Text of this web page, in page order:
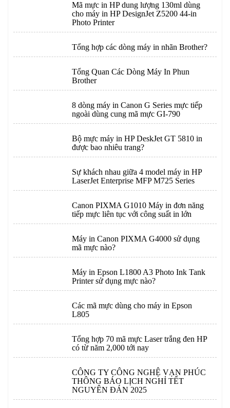
Mã mực in HP dung lượng 130ml dùng
cho máy in HP DesignJet Z5200 44-in
Photo Printer
Tổng hợp các dòng máy in nhãn Brother?
Tổng Quan Các Dòng Máy In Phun
Brother
8 dòng máy in Canon G Series mực tiếp
ngoài dùng cung mã mực GI-790
Bộ mực máy in HP DeskJet GT 5810 in
được bao nhiêu trang?
Sự khách nhau giữa 4 model máy in HP
LaserJet Enterprise MFP M725 Series
Canon PIXMA G1010 Máy in đơn năng
tiếp mực liên tục với công suất in lớn
Máy in Canon PIXMA G4000 sử dụng
mã mực nào?
Máy in Epson L1800 A3 Photo Ink Tank
Printer sử dụng mực nào?
Các mã mực dùng cho máy in Epson
L805
Tổng hợp 70 mã mực Laser trắng đen HP
có từ năm 2,000 tới nay
CÔNG TY CÔNG NGHỆ VẠN PHÚC
THÔNG BÁO LỊCH NGHỈ TẾT
NGUYÊN ĐÁN 2025